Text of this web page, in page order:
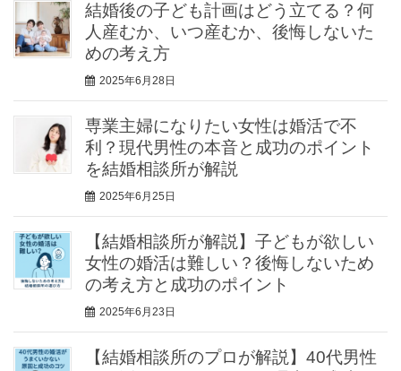
結婚後の子ども計画はどう立てる？何
人産むか、いつ産むか、後悔しないた
めの考え方
2025年6月28日
専業主婦になりたい女性は婚活で不
利？現代男性の本音と成功のポイント
を結婚相談所が解説
2025年6月25日
【結婚相談所が解説】子どもが欲しい
女性の婚活は難しい？後悔しないため
の考え方と成功のポイント
2025年6月23日
【結婚相談所のプロが解説】40代男性